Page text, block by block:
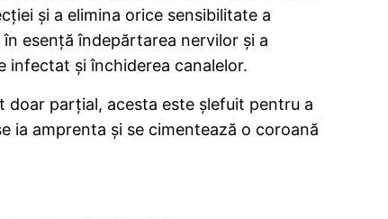
și a elimina orice sensibilitate a
esență îndepărtarea nervilor și a
infectat și închiderea canalelor.
doar parțial, acesta este șlefuit pentru a
ia amprenta și se cimentează o coroană